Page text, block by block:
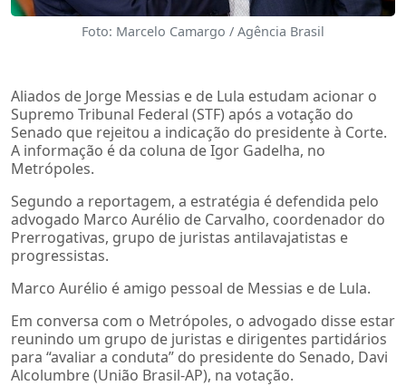
Foto: Marcelo Camargo / Agência Brasil
Aliados de Jorge Messias e de Lula estudam acionar o
Supremo Tribunal Federal (STF) após a votação do
Senado que rejeitou a indicação do presidente à Corte.
A informação é da coluna de Igor Gadelha, no
Metrópoles.
Segundo a reportagem, a estratégia é defendida pelo
advogado Marco Aurélio de Carvalho, coordenador do
Prerrogativas, grupo de juristas antilavajatistas e
progressistas.
Marco Aurélio é amigo pessoal de Messias e de Lula.
Em conversa com o Metrópoles, o advogado disse estar
reunindo um grupo de juristas e dirigentes partidários
para “avaliar a conduta” do presidente do Senado, Davi
Alcolumbre (União Brasil-AP), na votação.